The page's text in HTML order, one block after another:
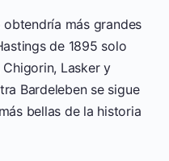
más grandes
de 1895 solo
Lasker y
Bardeleben se sigue
bellas de la historia